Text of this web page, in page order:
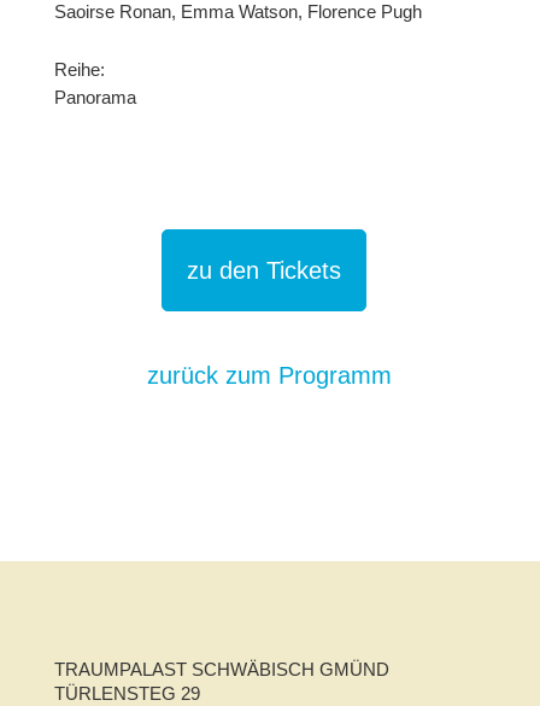
Saoirse Ronan, Emma Watson, Florence Pugh
Reihe:
Panorama
zu den Tickets
zurück zum Programm
TRAUMPALAST SCHWÄBISCH GMÜND
TÜRLENSTEG 29